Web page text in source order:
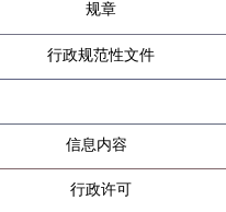
规章
行政规范性文件
信息内容
行政许可